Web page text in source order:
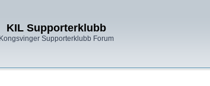
KIL Supporterklubb
Kongsvinger Supporterklubb Forum